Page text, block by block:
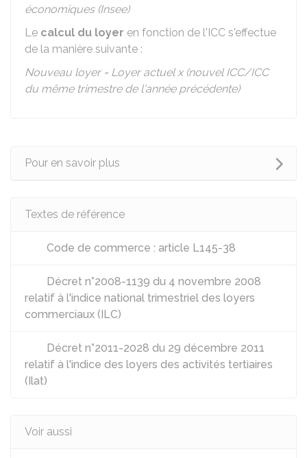
économiques (Insee)
Le calcul du loyer en fonction de l'ICC s'effectue
de la manière suivante :
Nouveau loyer = Loyer actuel x (nouvel ICC/ICC
du même trimestre de l'année précédente)
Pour en savoir plus
Textes de référence
Code de commerce : article L145-38
Décret n°2008-1139 du 4 novembre 2008
relatif à l'indice national trimestriel des loyers
commerciaux (ILC)
Décret n°2011-2028 du 29 décembre 2011
relatif à l'indice des loyers des activités tertiaires
(Ilat)
Voir aussi